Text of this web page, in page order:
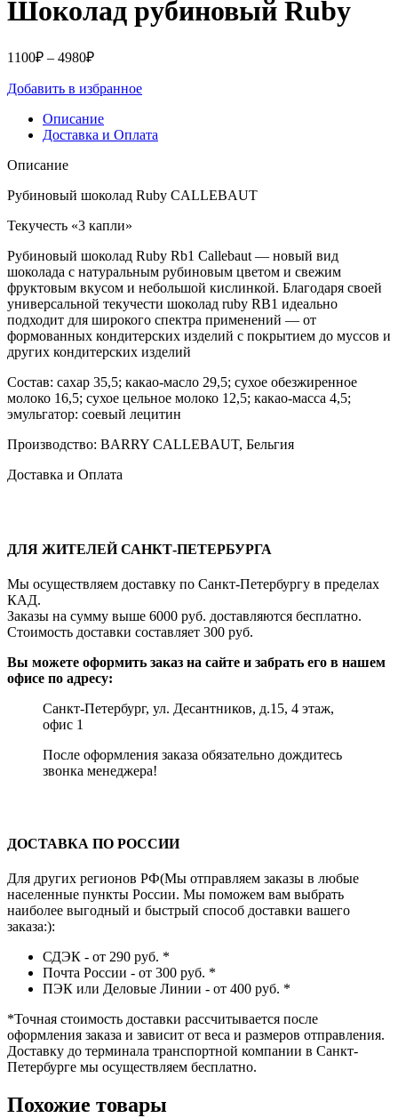
Шоколад рубиновый Ruby
1100₽ – 4980₽Диапазон
1100₽
4980₽
Добавить в избранное
Описание
Доставка и Оплата
Описание
Рубиновый шоколад Ruby CALLEBAUT
Текучесть «3 капли»
Рубиновый шоколад Ruby Rb1 Callebaut — новый вид
шоколада с натуральным рубиновым цветом и свежим
фруктовым вкусом и небольшой кислинкой. Благодаря своей
универсальной текучести шоколад ruby ​​RB1 идеально
подходит для широкого спектра применений — от
формованных кондитерских изделий с покрытием до муссов и
других кондитерских изделий
Состав: сахар 35,5; какао-масло 29,5; сухое обезжиренное
молоко 16,5; сухое цельное молоко 12,5; какао-масса 4,5;
эмульгатор: соевый лецитин
Производство: BARRY CALLEBAUT, Бельгия
Доставка и Оплата
ДЛЯ ЖИТЕЛЕЙ САНКТ-ПЕТЕРБУРГА
Мы осуществляем доставку по Санкт-Петербургу в пределах
КАД.
Заказы на сумму выше 6000 руб. доставляются бесплатно.
Стоимость доставки составляет 300 руб.
Вы можете оформить заказ на сайте и забрать его в нашем
офисе по адресу:
Санкт-Петербург, ул. Десантников, д.15, 4 этаж,
офис 1
После оформления заказа обязательно дождитесь
звонка менеджера!
ДОСТАВКА ПО РОССИИ
Для других регионов РФ(Мы отправляем заказы в любые
населенные пункты России. Мы поможем вам выбрать
наиболее выгодный и быстрый способ доставки вашего
заказа:):
СДЭК - от 290 руб. *
Почта России - от 300 руб. *
ПЭК или Деловые Линии - от 400 руб. *
*Точная стоимость доставки рассчитывается после
оформления заказа и зависит от веса и размеров отправления.
Доставку до терминала транспортной компании в Санкт-
Петербурге мы осуществляем бесплатно.
Похожие товары